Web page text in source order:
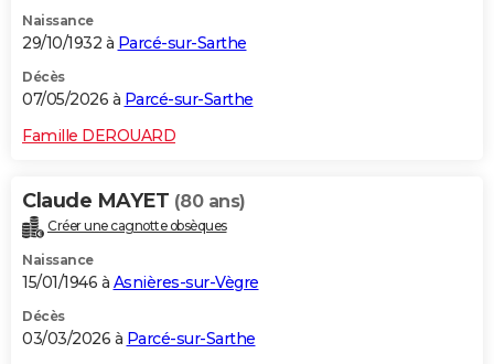
Naissance
29/10/1932 à Parcé-sur-Sarthe
Décès
07/05/2026 à Parcé-sur-Sarthe
Famille DEROUARD
Claude MAYET (80 ans)
Créer une cagnotte obsèques
Naissance
15/01/1946 à Asnières-sur-Vègre
Décès
03/03/2026 à Parcé-sur-Sarthe